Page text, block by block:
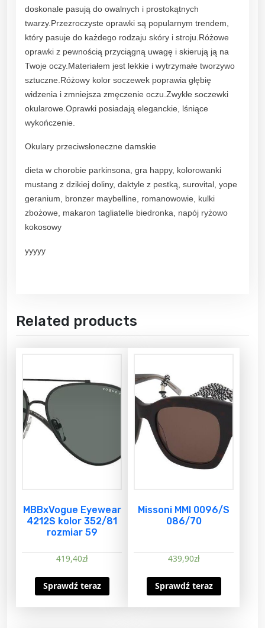
doskonale pasują do owalnych i prostokątnych
twarzy.Przezroczyste oprawki są popularnym trendem,
który pasuje do każdego rodzaju skóry i stroju.Różowe
oprawki z pewnością przyciągną uwagę i skierują ją na
Twoje oczy.Materiałem jest lekkie i wytrzymałe tworzywo
sztuczne.Różowy kolor soczewek poprawia głębię
widzenia i zmniejsza zmęczenie oczu.Zwykłe soczewki
okularowe.Oprawki posiadają eleganckie, lśniące
wykończenie.
Okulary przeciwsłoneczne damskie
dieta w chorobie parkinsona, gra happy, kolorowanki
mustang z dzikiej doliny, daktyle z pestką, surovital, yope
geranium, bronzer maybelline, romanowowie, kulki
zbożowe, makaron tagliatelle biedronka, napój ryżowo
kokosowy
yyyyy
Related products
MBBxVogue Eyewear
4212S kolor 352/81
rozmiar 59
419,40zł
Sprawdź teraz
Missoni MMI 0096/S
086/70
439,90zł
Sprawdź teraz